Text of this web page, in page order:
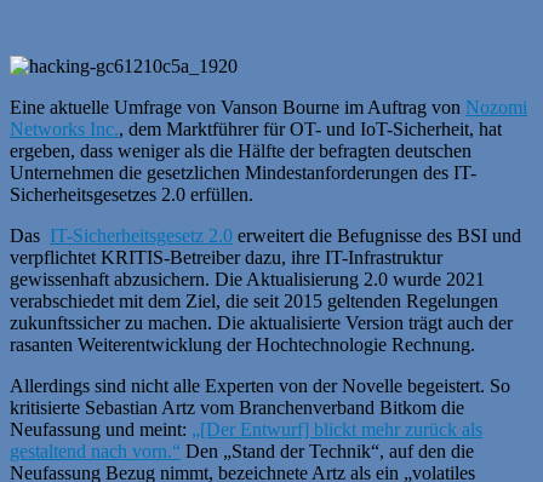
Eine aktuelle Umfrage von Vanson Bourne im Auftrag von Nozomi
Networks Inc., dem Marktführer für OT- und IoT-Sicherheit, hat
ergeben, dass weniger als die Hälfte der befragten deutschen
Unternehmen die gesetzlichen Mindestanforderungen des IT-
Sicherheitsgesetzes 2.0 erfüllen.
Das IT-Sicherheitsgesetz 2.0 erweitert die Befugnisse des BSI und
verpflichtet KRITIS-Betreiber dazu, ihre IT-Infrastruktur
gewissenhaft abzusichern. Die Aktualisierung 2.0 wurde 2021
verabschiedet mit dem Ziel, die seit 2015 geltenden Regelungen
zukunftssicher zu machen. Die aktualisierte Version trägt auch der
rasanten Weiterentwicklung der Hochtechnologie Rechnung.
Allerdings sind nicht alle Experten von der Novelle begeistert. So
kritisierte Sebastian Artz vom Branchenverband Bitkom die
Neufassung und meint: „[Der Entwurf] blickt mehr zurück als
gestaltend nach vorn.“ Den „Stand der Technik“, auf den die
Neufassung Bezug nimmt, bezeichnete Artz als ein „volatiles